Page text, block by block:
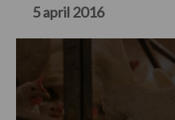
5 april 2016